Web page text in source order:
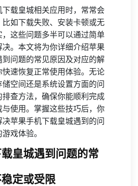
载皇城相关应用时，常常会
如下载失败、安装卡顿或无
，这些问题多半可以通过简单
决。本文将为你详细介绍苹果
问题的常见原因及对应的解
快速恢复正常使用体验。无论
空间还是系统设置方面的问
查方法，确保你能顺利完成
与使用。掌握这些技巧后，你
苹果手机下载皇城遇到的问
戏体验。
皇城遇到问题的常
定或受限